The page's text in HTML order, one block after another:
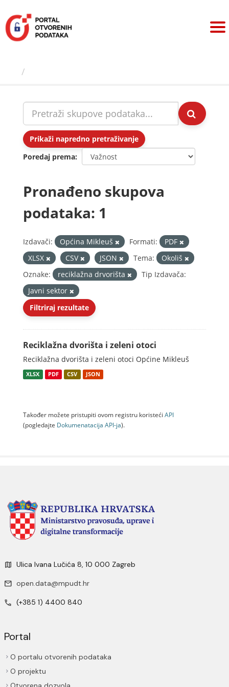
sadržaj
Prikaži napredno pretraživanje
Poredaj prema
Pronađeno skupova
podataka: 1
Izdavači: Općina Mikleuš Formati:
PDF
XLSX
CSV JSON Tema:
Okoliš
Oznake:
reciklažna drvorišta
Tip Izdavača:
Javni sektor
Filtriraj rezultate
Reciklažna dvorišta i zeleni otoci
Reciklažna dvorišta i zeleni otoci Općine Mikleuš
XLSX PDF CSV JSON
Također možete pristupiti ovom registru koristeći API
(pogledajte Dokumenаtаcijа API-jа).